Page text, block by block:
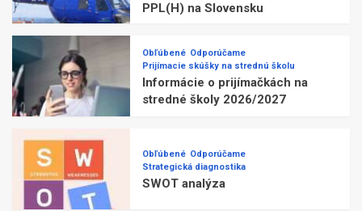
PPL(H) na Slovensku
Obľúbené Odporúčame
Prijímacie skúšky na strednú školu
Informácie o prijímačkách na
stredné školy 2026/2027
Obľúbené Odporúčame
Strategická diagnostika
SWOT analýza